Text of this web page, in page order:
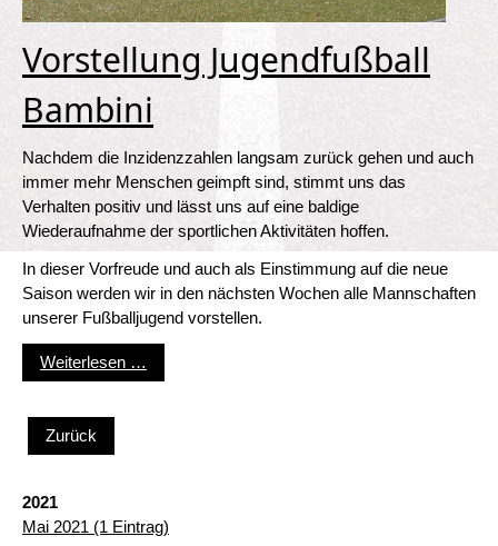
Vorstellung Jugendfußball
Bambini
Nachdem die Inzidenzzahlen langsam zurück gehen und auch
immer mehr Menschen geimpft sind, stimmt uns das
Verhalten positiv und lässt uns auf eine baldige
Wiederaufnahme der sportlichen Aktivitäten hoffen.
In dieser Vorfreude und auch als Einstimmung auf die neue
Saison werden wir in den nächsten Wochen alle Mannschaften
unserer Fußballjugend vorstellen.
Weiterlesen …
Zurück
2021
Mai 2021 (1 Eintrag)